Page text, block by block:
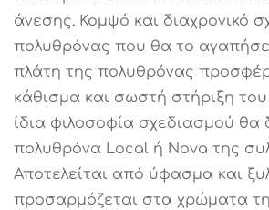
άνεσης. Κομψό και διαχρονικό
πολυθρόνας που θα το
πλάτη της πολυθρόνας
κάθισμα και σωστή στήριξη
ίδια φιλοσοφία σχεδιασμού θα
πολυθρόνα Local ή Νova της
Αποτελείται από ύφασμα και
προσαρμόζεται στα χρώματα